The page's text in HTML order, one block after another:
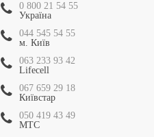
0 800 21 54 55
Україна
044 545 54 55
м. Київ
063 233 93 42
Lifecell
067 659 29 18
Київстар
050 419 43 49
МТС